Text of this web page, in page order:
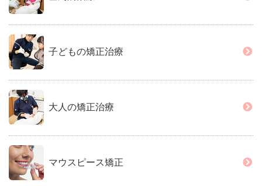
子どもの矯正治療
大人の矯正治療
マウスピース矯正